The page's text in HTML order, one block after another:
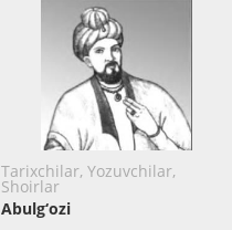
Tarixchilar, Yozuvchilar,
Shoirlar
Abulg‘ozi